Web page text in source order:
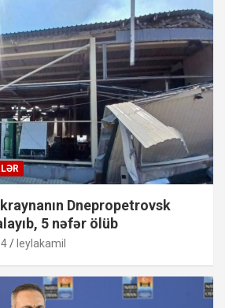
Dnepropetrovsk
5 nəfər ölüb
leylakamil